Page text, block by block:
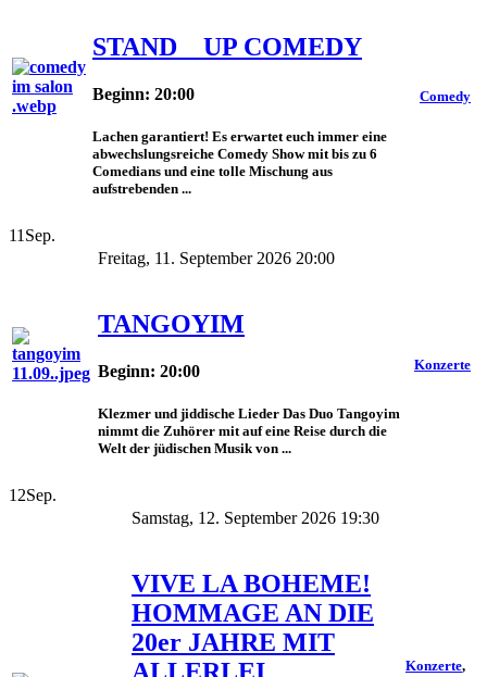
STAND _ UP COMEDY
Beginn: 20:00
Lachen garantiert! Es erwartet euch immer eine
abwechslungsreiche Comedy Show mit bis zu 6
Comedians und eine tolle Mischung aus
aufstrebenden ...
Comedy
11 Sep.
Freitag, 11. September 2026 20:00
TANGOYIM
Beginn: 20:00
Klezmer und jiddische Lieder Das Duo Tangoyim
nimmt die Zuhörer mit auf eine Reise durch die
Welt der jüdischen Musik von ...
Konzerte
12Sep.
Samstag, 12. September 2026 19:30
VIVE LA BOHEME!
HOMMAGE AN DIE
20er JAHRE MIT
ALLERLEI
Konzerte,